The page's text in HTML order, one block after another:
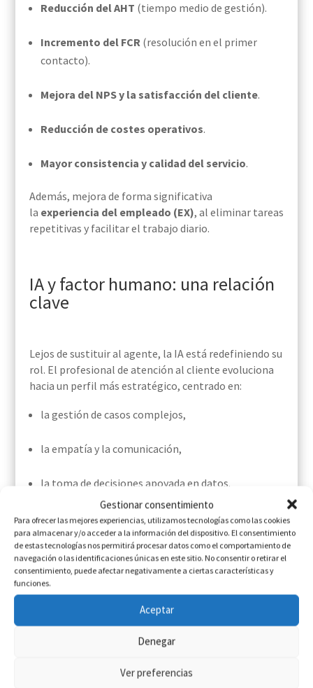
Gestionar consentimiento
Para ofrecer las mejores experiencias, utilizamos tecnologías como las cookies
para almacenar y/o acceder a la información del dispositivo. El consentimiento
de estas tecnologías nos permitirá procesar datos como el comportamiento de
navegación o las identificaciones únicas en este sitio. No consentir o retirar el
consentimiento, puede afectar negativamente a ciertas características y
funciones.
Aceptar
Denegar
Ver preferencias
Reducción del AHT (tiempo medio de gestión).
Incremento del FCR(resolución en el primer
contacto).
Mejora del NPS y la satisfacción del cliente.
Reducción de costes operativos.
Mayor consistencia y calidad del servicio.
Además, mejora de forma significativa
la experiencia del empleado (EX), al eliminar tareas
repetitivas y facilitar el trabajo diario.
IA y factor humano: una relación
clave
Lejos de sustituir al agente, la IA está redefiniendo su
rol. El profesional de atención al cliente evoluciona
hacia un perfil más estratégico, centrado en:
la gestión de casos complejos,
la empatía y la comunicación,
la toma de decisiones apoyada en datos.
La tecnología asume lo repetitivo; el agente aporta
el valor diferencial.
De la adopción a la integración:
el verdadero reto
2026 no es tanto внедarla comointegrarla